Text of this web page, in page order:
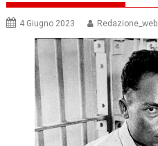
4 Giugno 2023 Redazione_web